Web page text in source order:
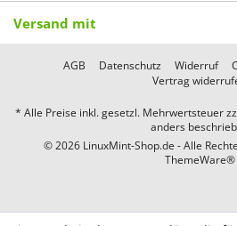
Versand mit
AGB Datenschutz Widerruf
Vertrag
* Alle Preise inkl. gesetzl. Mehrwertsteuer
anders
© 2026 LinuxMint-Shop.de - Alle
ThemeWare®